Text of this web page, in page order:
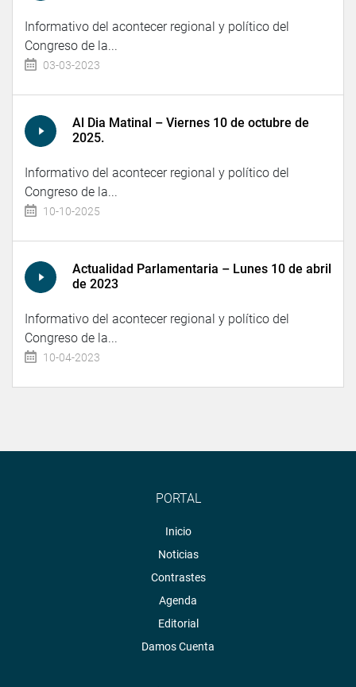
Informativo del acontecer regional y político del
Congreso de la...
03-03-2023
Al Dia Matinal – Viernes 10 de octubre de
2025.
Informativo del acontecer regional y político del
Congreso de la...
10-10-2025
Actualidad Parlamentaria – Lunes 10 de abril
de 2023
Informativo del acontecer regional y político del
Congreso de la...
10-04-2023
PORTAL
Inicio
Noticias
Contrastes
Agenda
Editorial
Damos Cuenta